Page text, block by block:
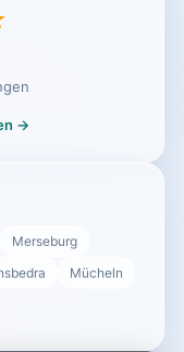
→
Merseburg
Mücheln